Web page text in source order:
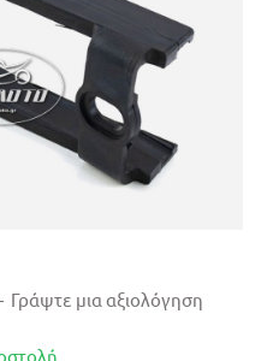
- Γράψτε μια αξιολόγηση